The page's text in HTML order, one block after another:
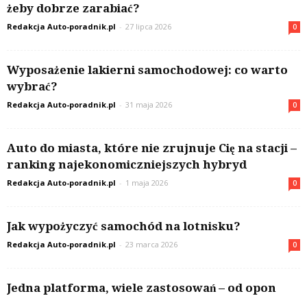
żeby dobrze zarabiać?
Redakcja Auto-poradnik.pl - 27 lipca 2026 0
Wyposażenie lakierni samochodowej: co warto
wybrać?
Redakcja Auto-poradnik.pl - 31 maja 2026 0
Auto do miasta, które nie zrujnuje Cię na stacji –
ranking najekonomiczniejszych hybryd
Redakcja Auto-poradnik.pl - 1 maja 2026 0
Jak wypożyczyć samochód na lotnisku?
Redakcja Auto-poradnik.pl - 23 marca 2026 0
Jedna platforma, wiele zastosowań – od opon